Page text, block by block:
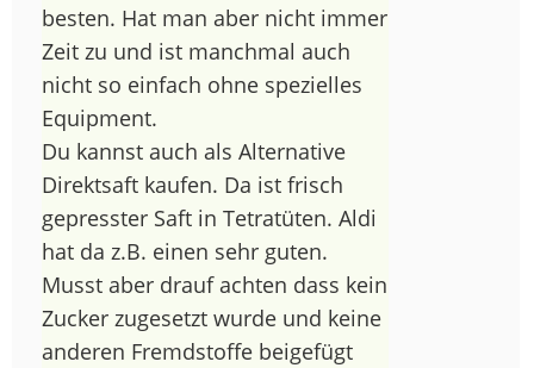
besten. Hat man aber nicht immer
Zeit zu und ist manchmal auch
nicht so einfach ohne spezielles
Equipment.
Du kannst auch als Alternative
Direktsaft kaufen. Da ist frisch
gepresster Saft in Tetratüten. Aldi
hat da z.B. einen sehr guten.
Musst aber drauf achten dass kein
Zucker zugesetzt wurde und keine
anderen Fremdstoffe beigefügt